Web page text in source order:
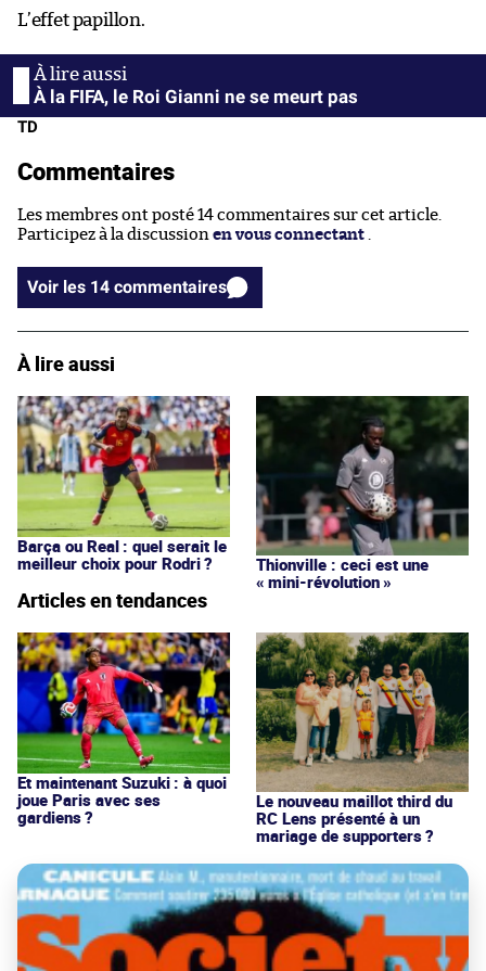
L’effet papillon.
À la FIFA, le Roi Gianni ne se meurt pas
TD
Commentaires
Les membres ont posté 14 commentaires sur cet article.
Participez à la discussion en vous connectant .
Voir les 14 commentaires
À lire aussi
Barça ou Real : quel serait le
meilleur choix pour Rodri ?
Thionville : ceci est une
« mini-révolution »
Articles en tendances
Et maintenant Suzuki : à quoi
joue Paris avec ses
gardiens ?
Le nouveau maillot third du
RC Lens présenté à un
mariage de supporters ?